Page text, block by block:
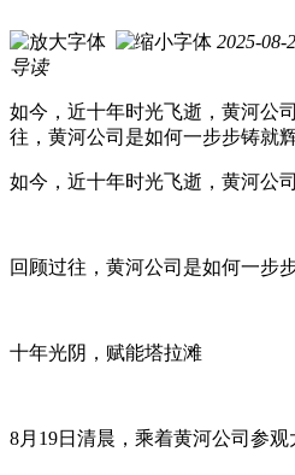
2025-08-
导读
如今，近十年时光飞逝，黄河公
往，黄河公司是如何一步步铸就
如今，近十年时光飞逝，黄河公
回顾过往，黄河公司是如何一步
十年光阴，赋能塔拉滩
8月19日清晨，乘着黄河公司参